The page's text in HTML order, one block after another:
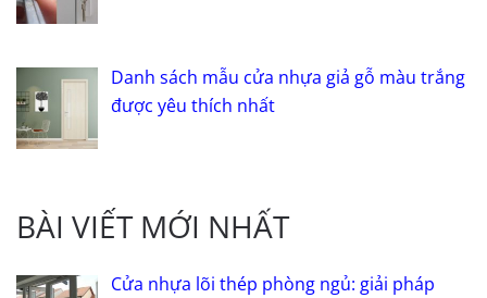
Danh sách mẫu cửa nhựa giả gỗ màu trắng
được yêu thích nhất
BÀI VIẾT MỚI NHẤT
Cửa nhựa lõi thép phòng ngủ: giải pháp